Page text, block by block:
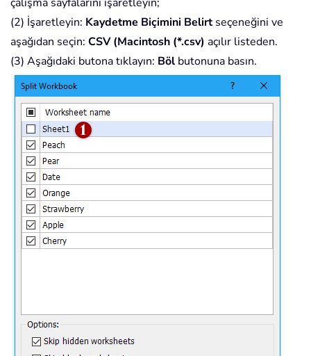
(2) İşaretleyin: Kaydetme Biçimini Belirtseçeneğini ve
aşağıdan seçin: CSV (Macintosh (*.csv) açılır listeden.
(3) Aşağıdaki butona tıklayın: Böl butonuna basın.